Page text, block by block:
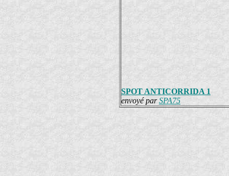
SPOT ANTICORRIDA 1
envoyé parSPA75